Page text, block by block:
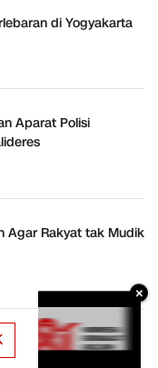
di Yogyakarta ￼
Aparat Polisi
Agar Rakyat tak Mudik
×